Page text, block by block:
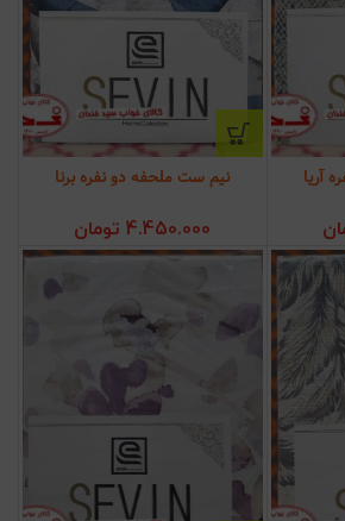
آریا
نیم ست ملحفه دو نفره برنا
4.450.000 تومان